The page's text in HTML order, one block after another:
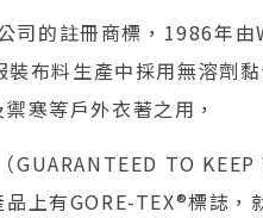
司的註冊商標，1986年
料生產中採用無溶劑黏
寒等戶外衣著之用，
TO
上有GORE-TEX®標誌，